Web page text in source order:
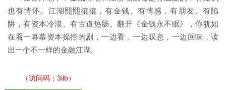
也有情怀。江湖熙熙攘攘，有金钱、有情感，有朋友、有陷
阱，有资本冷漠、有古道热肠。翻开《金钱永不眠》，你犹如
在看一幕幕资本操控的剧，一边看，一边叹息，一边回味，读
出一个不一样的金融江湖。
（访问码：3ilb）